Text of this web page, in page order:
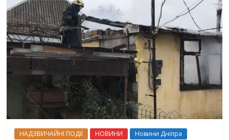
НАДЗВИЧАЙНІ ПОДІЇ НОВИНИ Новини Дніпра